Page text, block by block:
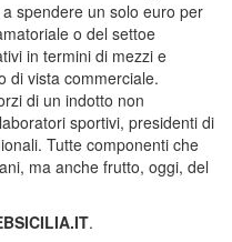
spendere un solo euro per
o del settoe
in termini di mezzi e
di vista commerciale.
di un indotto non
sportivi, presidenti di
Tutte componenti che
ma anche frutto, oggi, del
.